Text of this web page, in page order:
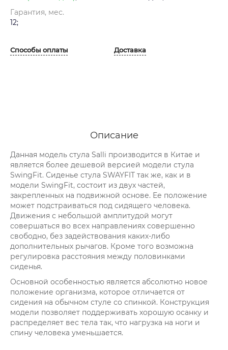
Гарантия, мес.
12;
Способы оплаты Доставка
Описание
Данная модель стула Salli производится в Китае и
является более дешевой версией модели стула
SwingFit. Сиденье стула SWAYFIT так же, как и в
модели SwingFit, состоит из двух частей,
закрепленных на подвижной основе. Ее положение
может подстраиваться под сидящего человека.
Движения с небольшой амплитудой могут
совершаться во всех направлениях совершенно
свободно, без задействования каких-либо
дополнительных рычагов. Кроме того возможна
регулировка расстояния между половинками
сиденья.
Основной особенностью является абсолютно новое
положение организма, которое отличается от
сидения на обычном стуле со спинкой. Конструкция
модели позволяет поддерживать хорошую осанку и
распределяет вес тела так, что нагрузка на ноги и
спину человека уменьшается.